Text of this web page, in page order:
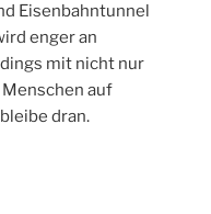
Eisenbahntunnel
enger an
mit nicht nur
auf
dran.